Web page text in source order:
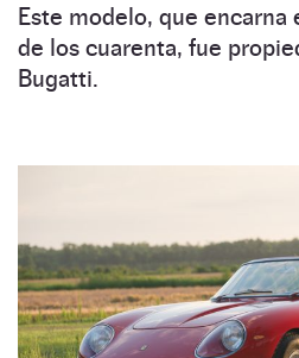
Este modelo, que encarna
de los cuarenta, fue
Bugatti.